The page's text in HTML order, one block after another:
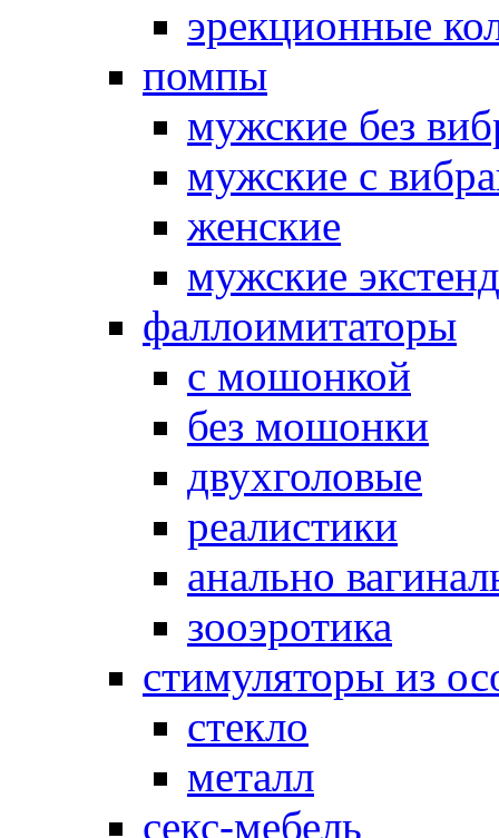
эрекционные
помпы
мужские без
мужские с
женские
мужские
фаллоимитаторы
с мошонкой
без мошонки
двухголовые
реалистики
анально
зооэротика
стимуляторы из
стекло
металл
секс-мебель